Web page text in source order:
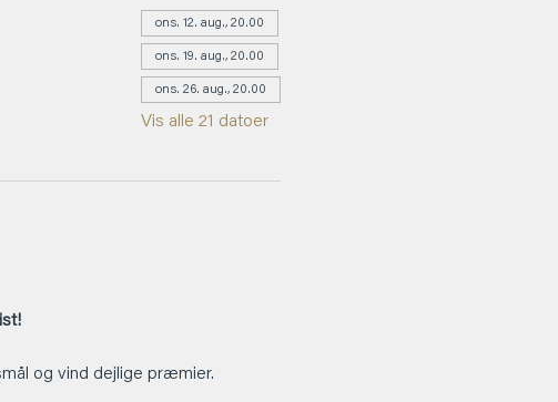
ons. 12. aug., 20.00
ons. 19. aug., 20.00
ons. 26. aug., 20.00
Vis alle 21 datoer
og vind dejlige præmier.